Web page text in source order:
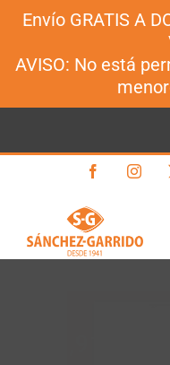
Envío GRATIS A
AVISO: No está
Facebook